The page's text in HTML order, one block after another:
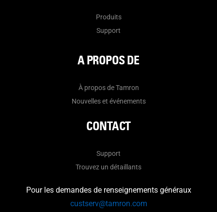
Produits
Support
A PROPOS DE
À propos de Tamron
Nouvelles et événements
CONTACT
Support
Trouvez un détaillants
Pour les demandes de renseignements généraux
custserv@tamron.com